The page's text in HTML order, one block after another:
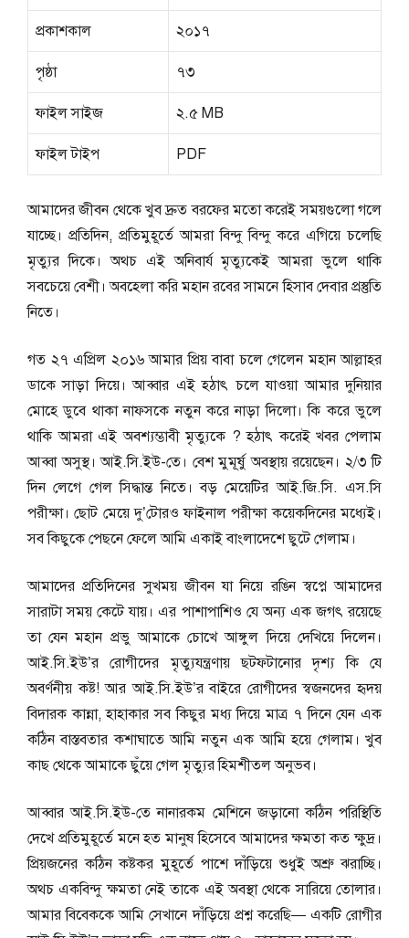
প্রকাশকাল ২০১৭
পৃষ্ঠা ৭৩
ফাইল সাইজ ২.৫ MB
ফাইল টাইপ PDF
আমাদের জীবন থেকে খুব দ্রুত বরফের মতো করেই সময়গুলো গলে
যাচ্ছে। প্রতিদিন, প্রতিমুহূর্তে আমরা বিন্দু বিন্দু করে এগিয়ে চলেছি
মৃত্যুর দিকে। অথচ এই অনিবার্য মৃত্যুকেই আমরা ভুলে থাকি
সবচেয়ে বেশী। অবহেলা করি মহান রবের সামনে হিসাব দেবার প্রস্তুতি
নিতে।
গত ২৭ এপ্রিল ২০১৬ আমার প্রিয় বাবা চলে গেলেন মহান আল্লাহর
ডাকে সাড়া দিয়ে। আব্বার এই হঠাৎ চলে যাওয়া আমার দুনিয়ার
মোহে ডুবে থাকা নাফসকে নতুন করে নাড়া দিলো। কি করে ভুলে
থাকি আমরা এই অবশ্যম্ভাবী মৃত্যুকে ? হঠাৎ করেই খবর পেলাম
আব্বা অসুস্থ। আই.সি.ইউ-তে। বেশ মুমূর্ষু অবস্থায় রয়েছেন। ২/৩ টি
দিন লেগে গেল সিদ্ধান্ত নিতে। বড় মেয়েটির আই.জি.সি. এস.সি
পরীক্ষা। ছোট মেয়ে দু’টোরও ফাইনাল পরীক্ষা কয়েকদিনের মধ্যেই।
সব কিছুকে পেছনে ফেলে আমি একাই বাংলাদেশে ছুটে গেলাম।
আমাদের প্রতিদিনের সুখময় জীবন যা নিয়ে রঙিন স্বপ্নে আমাদের
সারাটা সময় কেটে যায়। এর পাশাপাশিও যে অন্য এক জগৎ রয়েছে
তা যেন মহান প্রভু আমাকে চোখে আঙ্গুল দিয়ে দেখিয়ে দিলেন।
আই.সি.ইউ’র রোগীদের মৃত্যুযন্ত্রণায় ছটফটানোর দৃশ্য কি যে
অবর্ণনীয় কষ্ট! আর আই.সি.ইউ’র বাইরে রোগীদের স্বজনদের হৃদয়
বিদারক কান্না, হাহাকার সব কিছুর মধ্য দিয়ে মাত্র ৭ দিনে যেন এক
কঠিন বাস্তবতার কশাঘাতে আমি নতুন এক আমি হয়ে গেলাম। খুব
কাছ থেকে আমাকে ছুঁয়ে গেল মৃত্যুর হিমশীতল অনুভব।
আব্বার আই.সি.ইউ-তে নানারকম মেশিনে জড়ানো কঠিন পরিস্থিতি
দেখে প্রতিমুহূর্তে মনে হত মানুষ হিসেবে আমাদের ক্ষমতা কত ক্ষুদ্র।
প্রিয়জনের কঠিন কষ্টকর মুহূর্তে পাশে দাঁড়িয়ে শুধুই অশ্রু ঝরাচ্ছি।
অথচ একবিন্দু ক্ষমতা নেই তাকে এই অবস্থা থেকে সারিয়ে তোলার।
আমার বিবেককে আমি সেখানে দাঁড়িয়ে প্রশ্ন করেছি— একটি রোগীর